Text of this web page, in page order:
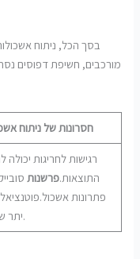
בסך הכל, ניתוח
מורכבים, חשיפת דפוסים
חסרונות של ניתוח
רגישות לחריגות
התוצאות.פרשנות
פתרונות
יתר של הנתונים.